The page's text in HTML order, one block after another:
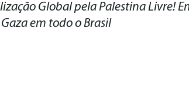
Global pela Palestina Livre!
em todo o Brasil